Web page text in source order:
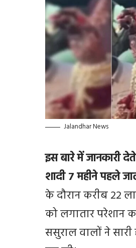
Jalandhar News
इस बारे में जानकारी
शादी 7 महीने पहले
के दौरान करीब 22
को लगातार परेशान
ससुराल वालों ने